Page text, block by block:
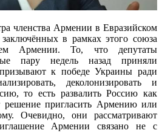
членства Армении в Евразийском
в рамках этого союза
Армении. То, что депутаты
пару недель назад приняли
к победе Украины ради
деколонизировать и
то есть развалить Россию как
решение пригласить Армению или
Очевидно, они рассматривают
Армении связано не с